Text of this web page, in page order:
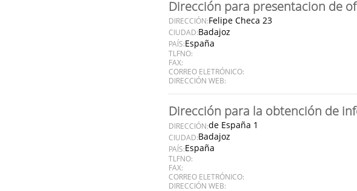
Dirección para presentacion de
DIRECCIÓN:Felipe Checa 23
CIUDAD:Badajoz
PAÍS:España
TLFNO:
FAX:
CORREO ELETRÓNICO:
DIRECCIÓN WEB:
Dirección para la obtención de
DIRECCIÓN:de España 1
CIUDAD:Badajoz
PAÍS:España
TLFNO:
FAX:
CORREO ELETRÓNICO:
DIRECCIÓN WEB: